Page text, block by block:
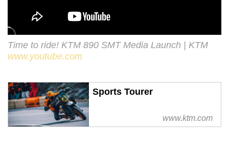
Time to ride! KTM 890 SMT Media Launch | KTM
www.youtube.com
Sports Tourer
www.ktm.com